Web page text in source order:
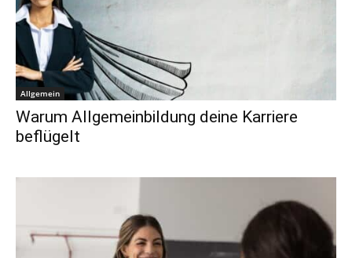
Allgemein
Warum Allgemeinbildung deine Karriere
beflügelt